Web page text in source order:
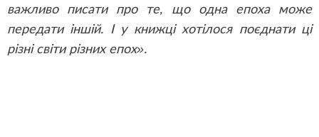
важливо писати про те, що одна епоха може
передати іншій. І у книжці хотілося поєднати ці
різні світи різних епох».